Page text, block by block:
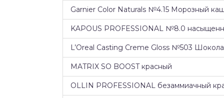
Garnier Color Naturals №4.15 Морозный
KAPOUS PROFESSIONAL №8.0
L’Oreal Casting Creme Gloss №503
MATRIX SO BOOST красный
OLLIN PROFESSIONAL безаммиачный